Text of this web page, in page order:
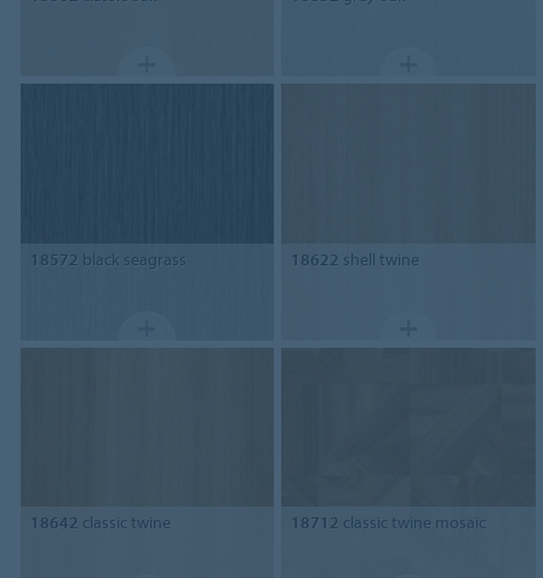
18572 black seagrass 18622 shell twine
18642 classic twine 18712 classic twine mosaïc